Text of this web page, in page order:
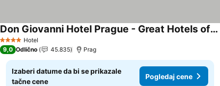
4 ZvezdiceHotel
Don Giovanni Hotel Prague - Great Hotels of The World
Pogledaj cene
9,0 Odlično 45.835 Prag
Izaberi datume da bi se prikazale
tačne cene
Pogledaj cene